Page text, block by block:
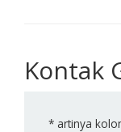
Kontak
* artinya